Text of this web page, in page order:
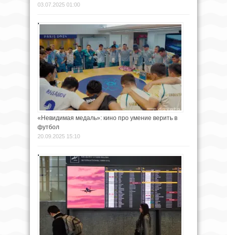
03.07.2025 01:00
«Невидимая медаль»: кино про умение верить в
футбол
20.09.2025 15:10